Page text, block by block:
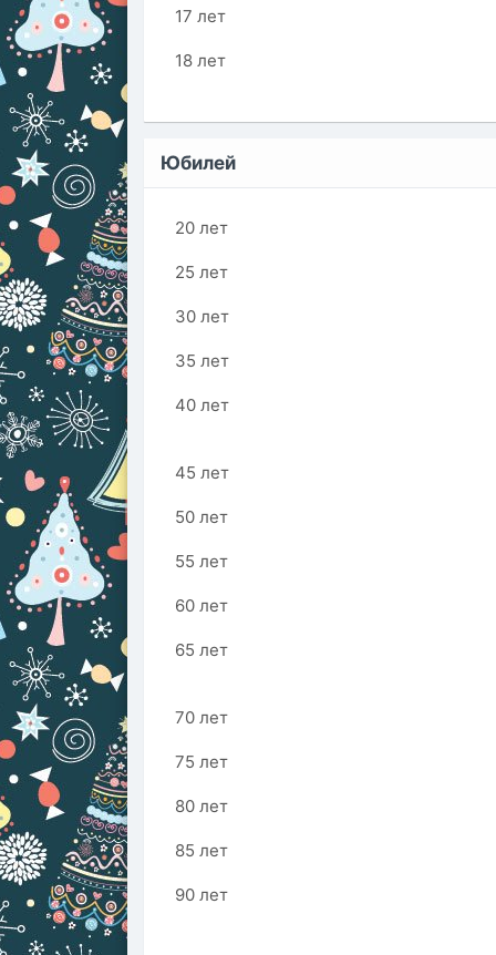
17 лет
18 лет
Юбилей
20 лет
25 лет
30 лет
35 лет
40 лет
45 лет
50 лет
55 лет
60 лет
65 лет
70 лет
75 лет
80 лет
85 лет
90 лет